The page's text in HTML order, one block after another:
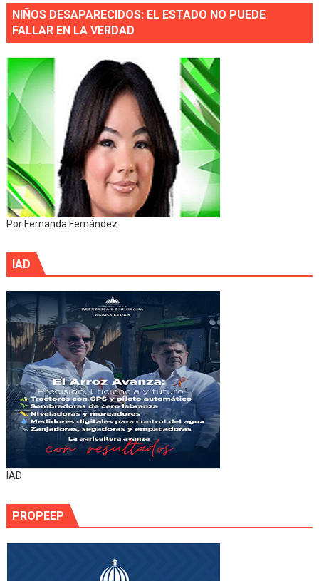
NIÑOS DESAPARECIDOS: EL ESTADO NO PUEDE
FALLAR EN LA VERDAD
Por Fernanda Fernández
IAD
IAD
PROPEEP